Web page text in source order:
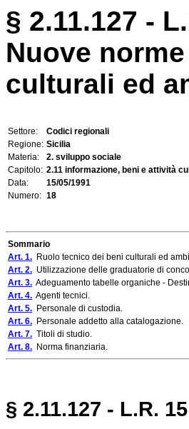
§ 2.11.127 -
Nuove
culturali ed
Settore:
Codici regionali
Regione: Sicilia
Materia:
2. sviluppo sociale
Capitolo: 2.11 informazione, beni e attività
Data:
15/05/1991
Numero: 18
Sommario
Art. 1. Ruolo tecnico dei beni culturali ed
Art. 2. Utilizzazione delle graduatorie di
Art. 3. Adeguamento tabelle organiche -
Art. 4. Agenti tecnici.
Art. 5. Personale di custodia.
Art. 6. Personale addetto alla catalogazione.
Art. 7. Titoli di studio.
Art. 8. Norma finanziaria.
§ 2.11.127 - L.R.